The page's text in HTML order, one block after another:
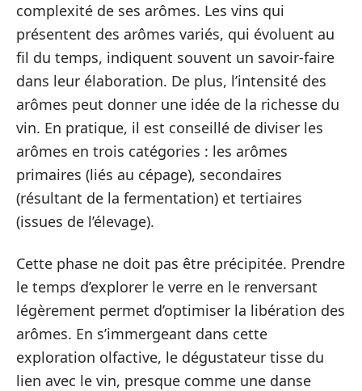
complexité de ses arômes. Les vins qui
présentent des arômes variés, qui évoluent au
fil du temps, indiquent souvent un savoir-faire
dans leur élaboration. De plus, l’intensité des
arômes peut donner une idée de la richesse du
vin. En pratique, il est conseillé de diviser les
arômes en trois catégories : les arômes
primaires (liés au cépage), secondaires
(résultant de la fermentation) et tertiaires
(issues de l’élevage).
Cette phase ne doit pas être précipitée. Prendre
le temps d’explorer le verre en le renversant
légèrement permet d’optimiser la libération des
arômes. En s’immergeant dans cette
exploration olfactive, le dégustateur tisse du
lien avec le vin, presque comme une danse